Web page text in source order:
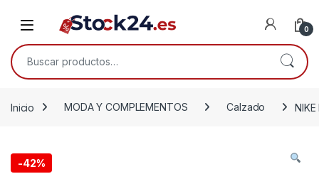
Open 0
Buscar por:
Inicio MODA Y COMPLEMENTOS Calzado
-42%